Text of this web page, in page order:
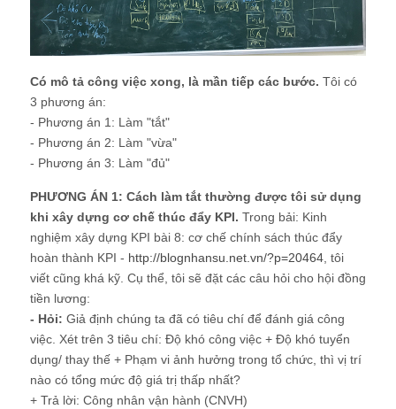
Có mô tả công việc xong, là mần tiếp các bước. Tôi có
3 phương án:
- Phương án 1: Làm "tắt"
- Phương án 2: Làm "vừa"
- Phương án 3: Làm "đủ"
PHƯƠNG ÁN 1: Cách làm tắt thường được tôi sử dụng
khi xây dựng cơ chế thúc đẩy KPI. Trong bải: Kinh
nghiệm xây dựng KPI bài 8: cơ chế chính sách thúc đẩy
hoàn thành KPI - http://blognhansu.net.vn/?p=20464 , tôi
viết cũng khá kỹ. Cụ thể, tôi sẽ đặt các câu hỏi cho hội đồng
tiền lương:
- Hỏi: Giả định chúng ta đã có tiêu chí để đánh giá công
việc. Xét trên 3 tiêu chí: Độ khó công việc + Độ khó tuyển
dụng/ thay thế + Phạm vi ảnh hưởng trong tổ chức, thì vị trí
nào có tổng mức độ giá trị thấp nhất?
+ Trả lời: Công nhân vận hành (CNVH)